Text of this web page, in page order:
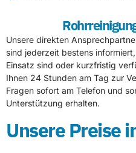
Unsere direkten
sind jederzeit bestens
Einsatz sind oder kurzfristig
Ihnen 24 Stunden am Tag zur
Fragen sofort am Telefon und
Unterstützung erhalten.
Unsere Preise